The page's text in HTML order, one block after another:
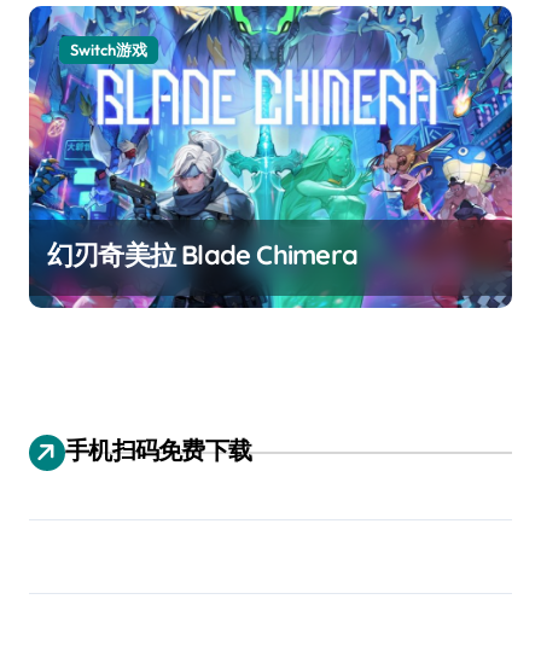
Switch游戏
幻刃奇美拉 Blade Chimera
手机扫码免费下载